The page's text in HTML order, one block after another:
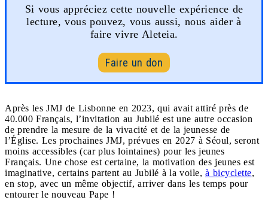
Si vous appréciez cette nouvelle expérience de
lecture, vous pouvez, vous aussi, nous aider à
faire vivre Aleteia.
Faire un don
Après les JMJ de Lisbonne en 2023, qui avait attiré près de
40.000 Français, l’invitation au Jubilé est une autre occasion
de prendre la mesure de la vivacité et de la jeunesse de
l’Église. Les prochaines JMJ, prévues en 2027 à Séoul, seront
moins accessibles (car plus lointaines) pour les jeunes
Français. Une chose est certaine, la motivation des jeunes est
imaginative, certains partent au Jubilé à la voile, à bicyclette,
en stop, avec un même objectif, arriver dans les temps pour
entourer le nouveau Pape !